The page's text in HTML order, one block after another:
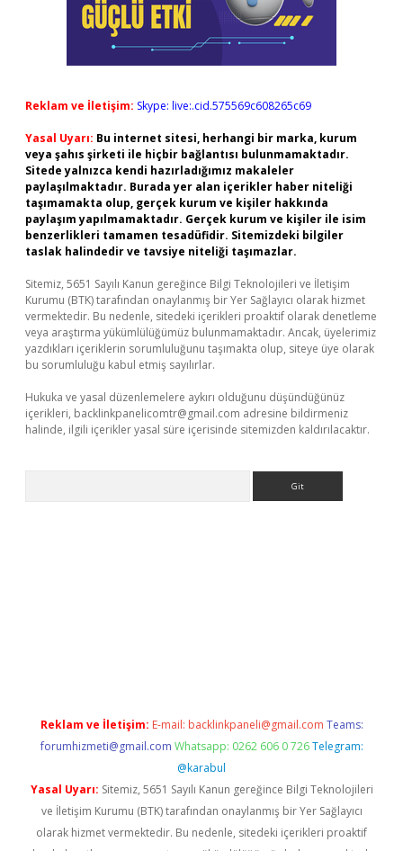
Reklam ve İletişim: Skype: live:.cid.575569c608265c69
Yasal Uyarı: Bu internet sitesi, herhangi bir marka, kurum
veya şahıs şirketi ile hiçbir bağlantısı bulunmamaktadır.
Sitede yalnızca kendi hazırladığımız makaleler
paylaşılmaktadır. Burada yer alan içerikler haber niteliği
taşımamakta olup, gerçek kurum ve kişiler hakkında
paylaşım yapılmamaktadır. Gerçek kurum ve kişiler ile isim
benzerlikleri tamamen tesadüfidir. Sitemizdeki bilgiler
taslak halindedir ve tavsiye niteliği taşımazlar.
Sitemiz, 5651 Sayılı Kanun gereğince Bilgi Teknolojileri ve İletişim
Kurumu (BTK) tarafından onaylanmış bir Yer Sağlayıcı olarak hizmet
vermektedir. Bu nedenle, sitedeki içerikleri proaktif olarak denetleme
veya araştırma yükümlülüğümüz bulunmamaktadır. Ancak, üyelerimiz
yazdıkları içeriklerin sorumluluğunu taşımakta olup, siteye üye olarak
bu sorumluluğu kabul etmiş sayılırlar.
Hukuka ve yasal düzenlemelere aykırı olduğunu düşündüğünüz
içerikleri, backlinkpanelicomtr@gmail.com adresine bildirmeniz
halinde, ilgili içerikler yasal süre içerisinde sitemizden kaldırılacaktır.
Reklam ve İletişim: E-mail: backlinkpaneli@gmail.com Teams:
forumhizmeti@gmail.com Whatsapp: 0262 606 0 726 Telegram:
@karabul
Yasal Uyarı: Sitemiz, 5651 Sayılı Kanun gereğince Bilgi Teknolojileri
ve İletişim Kurumu (BTK) tarafından onaylanmış bir Yer Sağlayıcı
olarak hizmet vermektedir. Bu nedenle, sitedeki içerikleri proaktif